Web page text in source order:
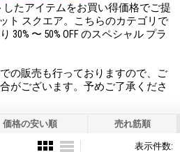
トしたアイテムをお買い得価格でご提
ット スクエア。こちらのカテゴリで
〜 50% OFF のスペシャル プラ
での販売も行っておりますので、ご
がございます。予めご了承くださ
価格の安い順 売れ筋順
表示件数: